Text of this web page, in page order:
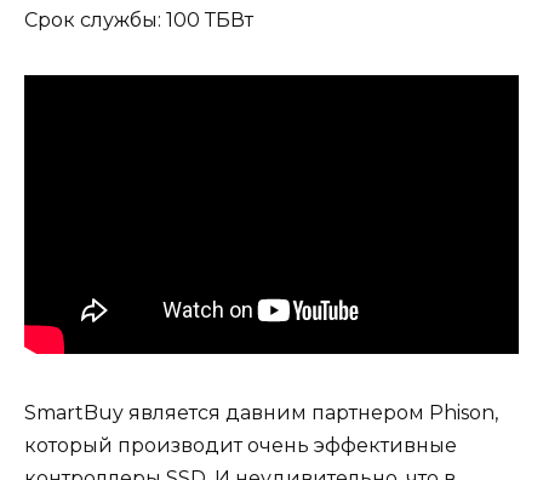
Срок службы: 100 ТБВт
SmartBuy является давним партнером Phison,
который производит очень эффективные